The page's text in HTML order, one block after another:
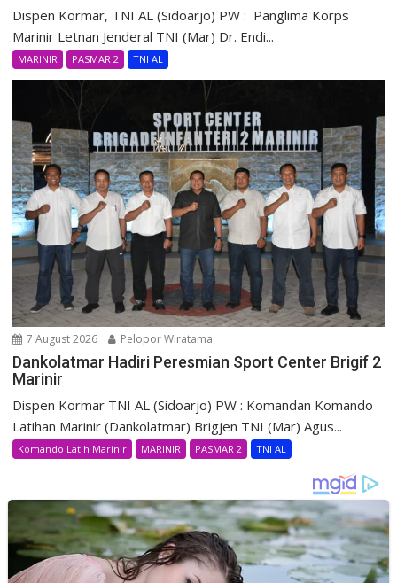
Dispen Kormar, TNI AL (Sidoarjo) PW : Panglima Korps
Marinir Letnan Jenderal TNI (Mar) Dr. Endi...
MARINIR PASMAR 2 TNI AL
7 August 2026 Pelopor Wiratama
Dankolatmar Hadiri Peresmian Sport Center Brigif 2
Marinir
Dispen Kormar TNI AL (Sidoarjo) PW : Komandan Komando
Latihan Marinir (Dankolatmar) Brigjen TNI (Mar) Agus...
Komando Latih Marinir MARINIR PASMAR 2 TNI AL